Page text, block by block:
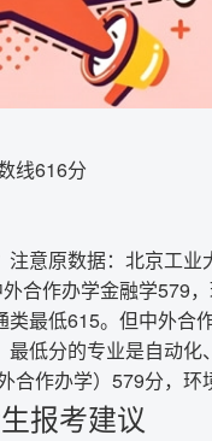
线616分
意原数据：北京工业
合作办学金融学579
最低615。但中外合
低分的专业是自动化
合作办学）579分，环
报考建议